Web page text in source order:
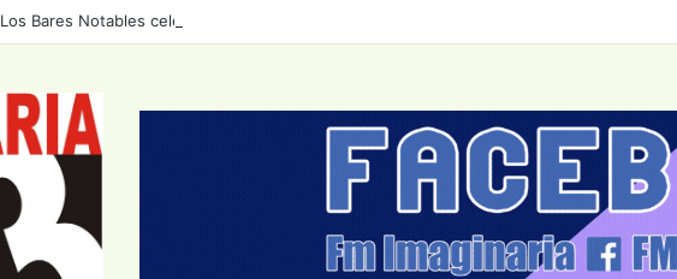
Los Bares Notables celebran el tango con un ciclo de conciertos durante agosto